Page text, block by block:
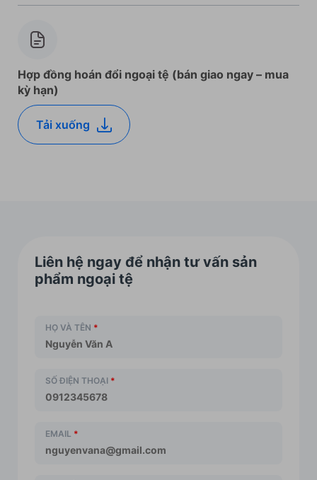
Hợp đồng hoán đổi ngoại tệ (bán giao ngay – mua
kỳ hạn)
Tải xuống
Liên hệ ngay để nhận tư vấn sản
phẩm ngoại tệ
HỌ VÀ TÊN *
SỐ ĐIỆN THOẠI *
EMAIL *